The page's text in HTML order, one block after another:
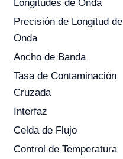
Longitudes de Onda
Precisión de Longitud de
Onda
Ancho de Banda
Tasa de Contaminación
Cruzada
Interfaz
Celda de Flujo
Control de Temperatura